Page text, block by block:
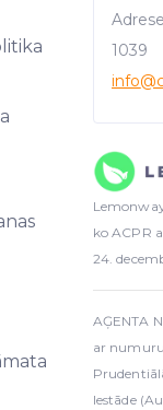
1039
info
ko ACPR
24.
AĢENTA
ar numuru
Iestāde